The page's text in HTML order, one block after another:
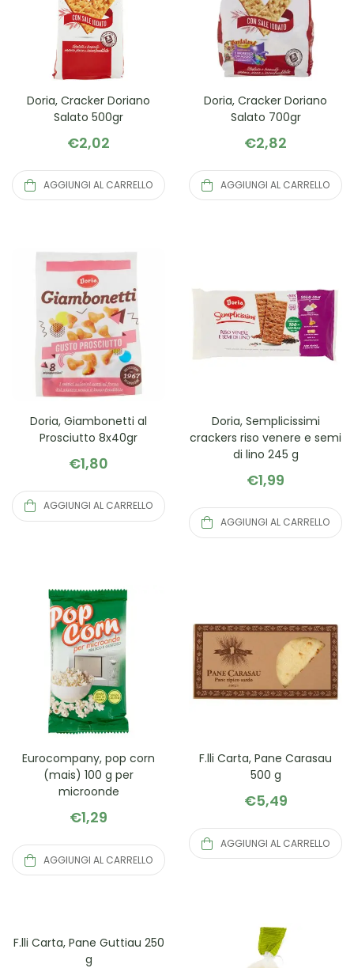
Doria, Cracker Doriano
Salato 500gr
€2,02
AGGIUNGI AL CARRELLO
Doria, Cracker Doriano
Salato 700gr
€2,82
AGGIUNGI AL CARRELLO
Doria, Giambonetti al
Prosciutto 8x40gr
€1,80
AGGIUNGI AL CARRELLO
Doria, Semplicissimi
crackers riso venere e semi
di lino 245 g
€1,99
AGGIUNGI AL CARRELLO
Eurocompany, pop corn
(mais) 100 g per
microonde
€1,29
AGGIUNGI AL CARRELLO
F.lli Carta, Pane Carasau
500 g
€5,49
AGGIUNGI AL CARRELLO
F.lli Carta, Pane Guttiau 250
g